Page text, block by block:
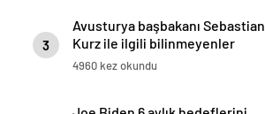
3
Avusturya başbakanı Sebastian
Kurz ile ilgili bilinmeyenler
4960 kez okundu